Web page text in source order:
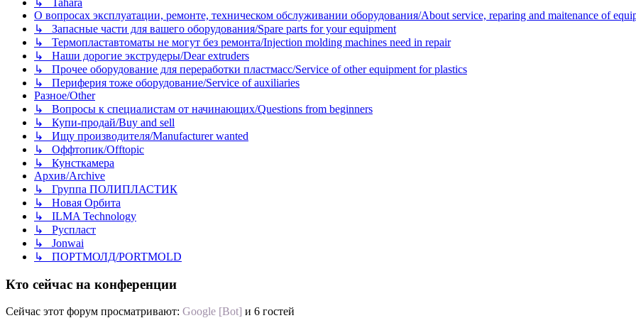
О вопросах эксплуатации, ремонте, техническом обслуживании оборудования/About service, reparing and maitenance of
↳ Запасные части для вашего оборудования/Spare parts for your equipment
↳ Термопластавтоматы не могут без ремонта/Injection molding machines need in repair
↳ Наши дорогие экструдеры/Dear extruders
↳ Прочее оборудование для переработки пластмасс/Service of other equipment for plastics
↳ Периферия тоже оборудование/Service of auxiliaries
Разное/Other
↳ Вопросы к специалистам от начинающих/Questions from beginners
↳ Купи-продай/Buy and sell
↳ Ищу производителя/Manufacturer wanted
↳ Оффтопик/Offtopic
↳ Кунсткамера
Архив/Archive
↳ Группа ПОЛИПЛАСТИК
↳ Новая Орбита
↳ ILMA Technology
↳ Руспласт
↳ Jonwai
↳ ПОРТМОЛД/PORTMOLD
Кто сейчас на конференции
Сейчас этот форум просматривают: Google [Bot] и 6 гостей